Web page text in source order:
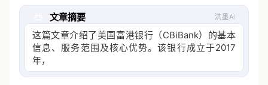
文章摘要 洪墨AI
这篇文章介绍了美国富港银行（CBiBank）的基本
信息、服务范围及核心优势。该银行成立于2017
年，持有美国商业银行牌照